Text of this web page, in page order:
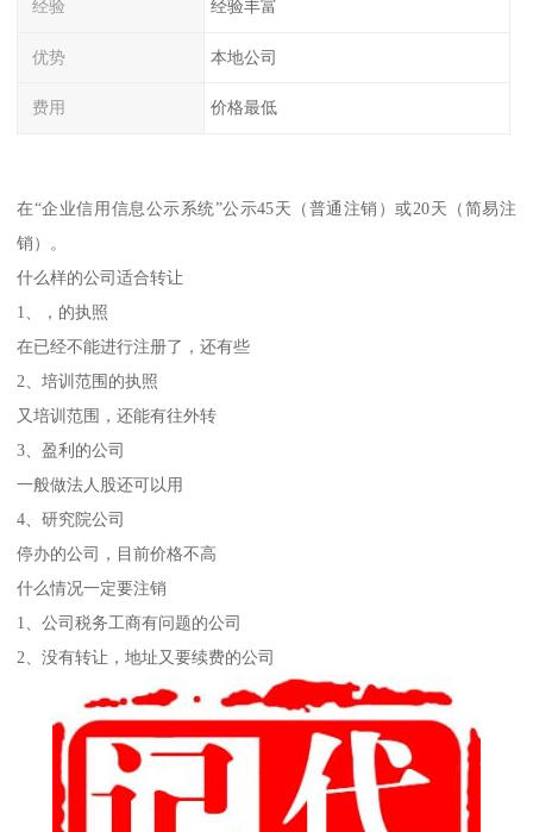
经验 经验丰富
优势 本地公司
费用 价格最低
在“企业信用信息公示系统”公示45天（普通注销）或20天（简易注
销）。
什么样的公司适合转让
1、，的执照
在已经不能进行注册了，还有些
2、培训范围的执照
又培训范围，还能有往外转
3、盈利的公司
一般做法人股还可以用
4、研究院公司
停办的公司，目前价格不高
什么情况一定要注销
1、公司税务工商有问题的公司
2、没有转让，地址又要续费的公司